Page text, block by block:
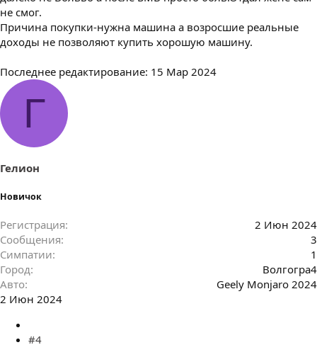
не смог.
Причина покупки-нужна машина а возросшие реальные
доходы не позволяют купить хорошую машину.
Последнее редактирование: 15 Мар 2024
Г
Гелион
Новичок
Регистрация
2 Июн 2024
Сообщения
3
Симпатии
1
Город
Волгогра4
Авто
Geely Monjaro 2024
2 Июн 2024
#4